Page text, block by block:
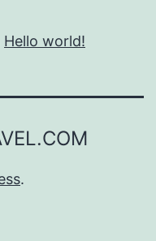
Hello world!
.